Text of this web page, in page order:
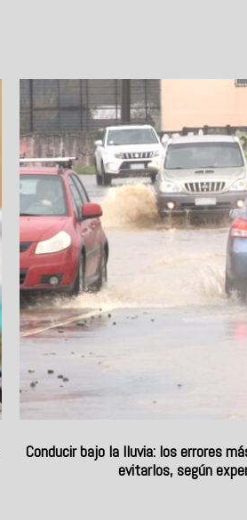
Conducir bajo la lluvia: los errores
evitarlos, según